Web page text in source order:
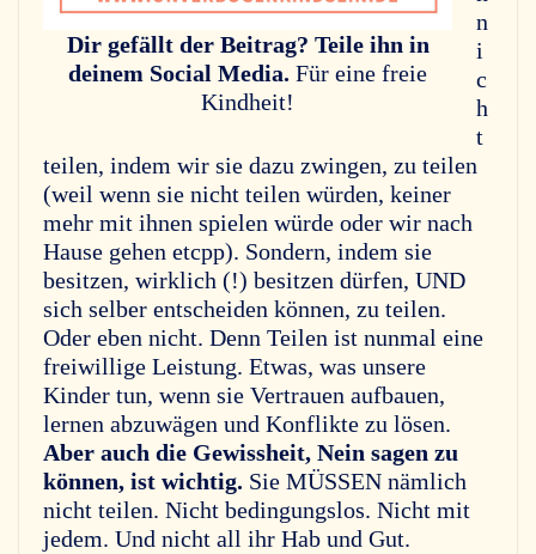
Dir gefällt der Beitrag? Teile ihn in
deinem Social Media. Für eine freie
Kindheit!
n
i
c
h
t
teilen, indem wir sie dazu zwingen, zu teilen
(weil wenn sie nicht teilen würden, keiner
mehr mit ihnen spielen würde oder wir nach
Hause gehen etcpp). Sondern, indem sie
besitzen, wirklich (!) besitzen dürfen, UND
sich selber entscheiden können, zu teilen.
Oder eben nicht. Denn Teilen ist nunmal eine
freiwillige Leistung. Etwas, was unsere
Kinder tun, wenn sie Vertrauen aufbauen,
lernen abzuwägen und Konflikte zu lösen.
Aber auch die Gewissheit, Nein sagen zu
können, ist wichtig. Sie MÜSSEN nämlich
nicht teilen. Nicht bedingungslos. Nicht mit
jedem. Und nicht all ihr Hab und Gut.